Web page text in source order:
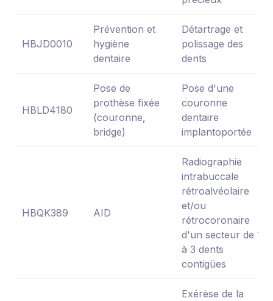
HBJD0010
Prévention et
hygiène
dentaire
Détartrage et
polissage des
dents
HBLD4180
Pose de
prothèse fixée
(couronne,
bridge)
Pose d'une
couronne
dentaire
implantoportée
HBQK389 AID
Radiographie
intrabuccale
rétroalvéolaire
et/ou
rétrocoronaire
d'un secteur de 1
à 3 dents
contigües
Exérèse de la